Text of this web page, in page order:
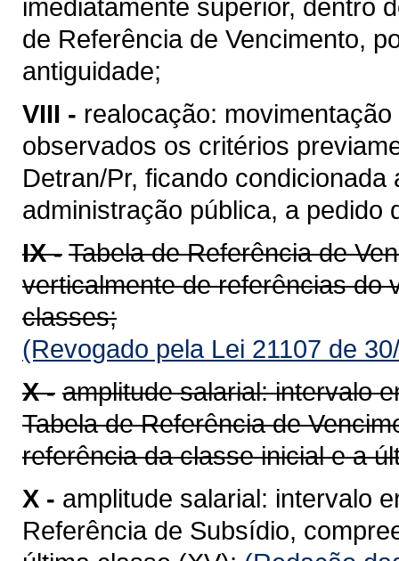
imediatamente superior, dentro
de Referência de Vencimento,
antiguidade;
VIII - realocação:
observados os critérios
Detran/Pr, ficando
administração pública, a pedido
IX - Tabela de Referência de
verticalmente de referências do
classes;
(Revogado pela Lei 21107 de
X - amplitude salarial: intervalo
Tabela de Referência de
referência da classe inicial e a
X - amplitude salarial: intervalo
Referência de Subsídio,